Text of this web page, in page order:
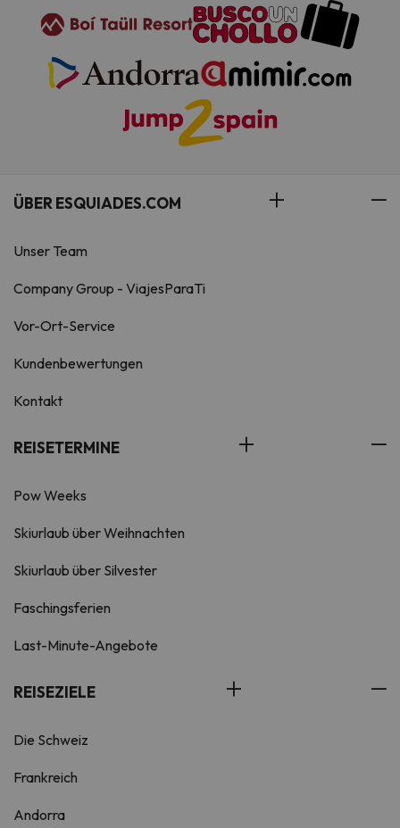
ÜBER ESQUIADES.COM
Unser Team
Company Group - ViajesParaTi
Vor-Ort-Service
Kundenbewertungen
Kontakt
REISETERMINE
Pow Weeks
Skiurlaub über Weihnachten
Skiurlaub über Silvester
Faschingsferien
Last-Minute-Angebote
REISEZIELE
Die Schweiz
Frankreich
Andorra